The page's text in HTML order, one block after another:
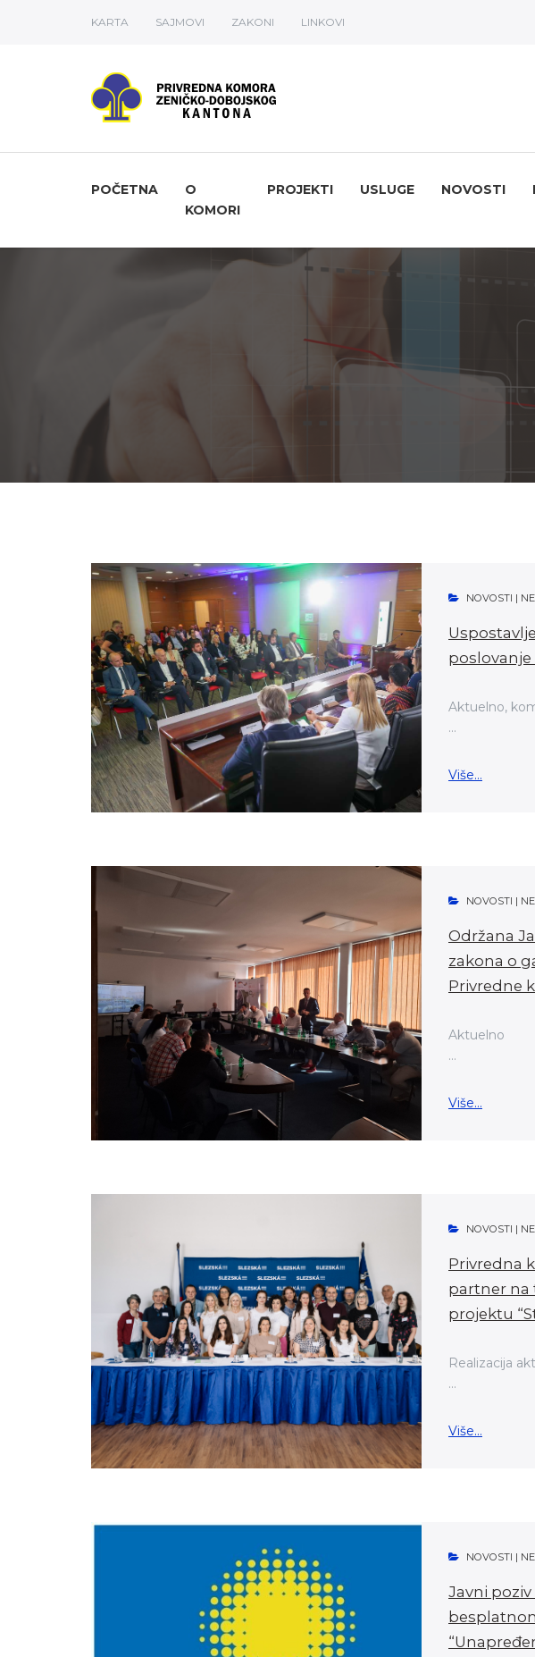
KARTA SAJMOVI ZAKONI LINKOVI
POČETNA
O
KOMORI
PROJEKTI USLUGE NOVOSTI
NOVOSTI |
poslovanje
Aktuelno,
...
Više...
NOVOSTI |
Održana
zakona o
Privredne
Aktuelno
...
Više...
NOVOSTI |
Privredna
partner na
projektu
Realizacija
...
Više...
NOVOSTI |
Javni poziv